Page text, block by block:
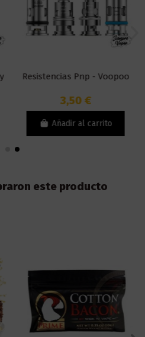
Resistencias Pnp - Voopoo
3,50 €
Añadir al carrito
este producto